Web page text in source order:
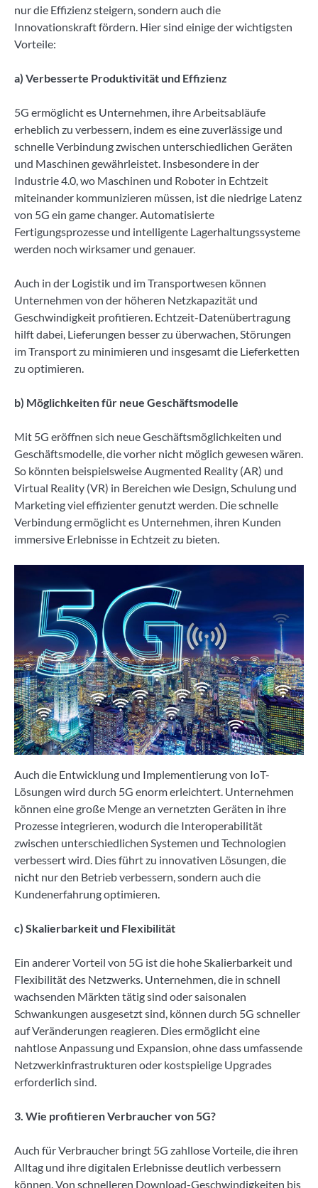
nur die Effizienz steigern, sondern auch die
Innovationskraft fördern. Hier sind einige der wichtigsten
Vorteile:
a) Verbesserte Produktivität und Effizienz
5G ermöglicht es Unternehmen, ihre Arbeitsabläufe
erheblich zu verbessern, indem es eine zuverlässige und
schnelle Verbindung zwischen unterschiedlichen Geräten
und Maschinen gewährleistet. Insbesondere in der
Industrie 4.0, wo Maschinen und Roboter in Echtzeit
miteinander kommunizieren müssen, ist die niedrige Latenz
von 5G ein game changer. Automatisierte
Fertigungsprozesse und intelligente Lagerhaltungssysteme
werden noch wirksamer und genauer.
Auch in der Logistik und im Transportwesen können
Unternehmen von der höheren Netzkapazität und
Geschwindigkeit profitieren. Echtzeit-Datenübertragung
hilft dabei, Lieferungen besser zu überwachen, Störungen
im Transport zu minimieren und insgesamt die Lieferketten
zu optimieren.
b) Möglichkeiten für neue Geschäftsmodelle
Mit 5G eröffnen sich neue Geschäftsmöglichkeiten und
Geschäftsmodelle, die vorher nicht möglich gewesen wären.
So könnten beispielsweise Augmented Reality (AR) und
Virtual Reality (VR) in Bereichen wie Design, Schulung und
Marketing viel effizienter genutzt werden. Die schnelle
Verbindung ermöglicht es Unternehmen, ihren Kunden
immersive Erlebnisse in Echtzeit zu bieten.
Auch die Entwicklung und Implementierung von IoT-
Lösungen wird durch 5G enorm erleichtert. Unternehmen
können eine große Menge an vernetzten Geräten in ihre
Prozesse integrieren, wodurch die Interoperabilität
zwischen unterschiedlichen Systemen und Technologien
verbessert wird. Dies führt zu innovativen Lösungen, die
nicht nur den Betrieb verbessern, sondern auch die
Kundenerfahrung optimieren.
c) Skalierbarkeit und Flexibilität
Ein anderer Vorteil von 5G ist die hohe Skalierbarkeit und
Flexibilität des Netzwerks. Unternehmen, die in schnell
wachsenden Märkten tätig sind oder saisonalen
Schwankungen ausgesetzt sind, können durch 5G schneller
auf Veränderungen reagieren. Dies ermöglicht eine
nahtlose Anpassung und Expansion, ohne dass umfassende
Netzwerkinfrastrukturen oder kostspielige Upgrades
erforderlich sind.
3. Wie profitieren Verbraucher von 5G?
Auch für Verbraucher bringt 5G zahllose Vorteile, die ihren
Alltag und ihre digitalen Erlebnisse deutlich verbessern
können. Von schnelleren Download-Geschwindigkeiten bis